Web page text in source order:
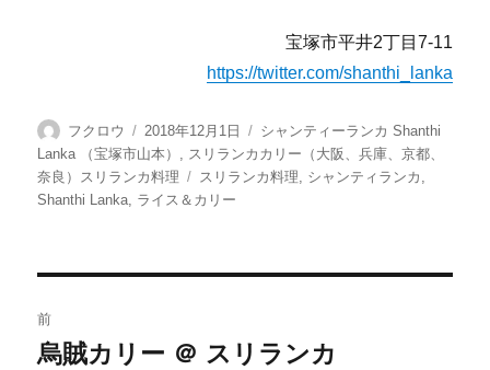
宝塚市平井2丁目7-11
https://twitter.com/shanthi_lanka
投
稿
者
フクロウ
投
稿
日:
2018年12月1日
カ
テ
ゴ
シャンティーランカ Shanthi
Lanka （宝塚市山本）
スリランカカリー（大阪、兵庫、京都、
奈良）スリランカ料理
タ
グ
スリランカ料理 シャンティランカ
Shanthi Lanka ライス＆カリー
稿
前
前
烏賊カリー ＠ スリランカ